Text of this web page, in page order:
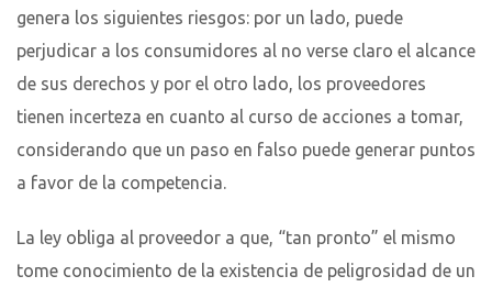
genera los siguientes riesgos: por un lado, puede
perjudicar a los consumidores al no verse claro el alcance
de sus derechos y por el otro lado, los proveedores
tienen incerteza en cuanto al curso de acciones a tomar,
considerando que un paso en falso puede generar puntos
a favor de la competencia.
La ley obliga al proveedor a que, “tan pronto” el mismo
tome conocimiento de la existencia de peligrosidad de un